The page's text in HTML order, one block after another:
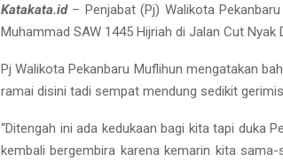
Katakata.id– Penjabat (Pj) Walikota
Muhammad SAW 1445 Hijriah di Jalan Cut
Pj Walikota Pekanbaru Muflihun mengatakan
ramai disini tadi sempat mendung sedikit
“Ditengah ini ada kedukaan bagi kita tapi duka
kembali bergembira karena kemarin kita